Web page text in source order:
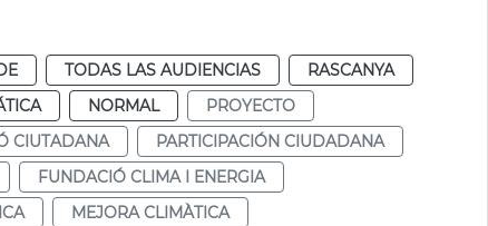
TODAS LAS AUDIENCIAS
RASCANYA
NORMAL
PROYECTO
CIUTADANA
PARTICIPACIÓN CIUDADANA
FUNDACIÓ CLIMA I ENERGIA
MEJORA CLIMÀTICA